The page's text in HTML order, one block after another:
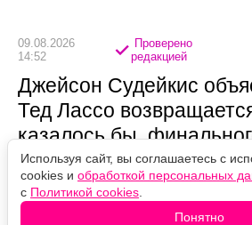
09.08.2026
14:52
Проверено
редакцией
Джейсон Судейкис
Тед Лассо
казалось бы,
третьем сезоне, — и
оказалась вовсе не в
футбольных победах.
Используя сайт, вы соглашаетесь с
cookies и обработкой персональных
с Политикой cookies
Понятно